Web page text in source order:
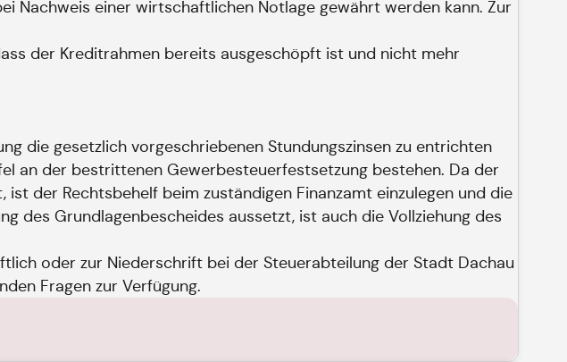
Nachweis einer wirtschaftlichen Notlage gewährt werden kann. Zur
der Kreditrahmen bereits ausgeschöpft ist und nicht mehr
die gesetzlich vorgeschriebenen Stundungszinsen zu entrichten
an der bestrittenen Gewerbesteuerfestsetzung bestehen. Da der
der Rechtsbehelf beim zuständigen Finanzamt einzulegen und die
des Grundlagenbescheides aussetzt, ist auch die Vollziehung des
oder zur Niederschrift bei der Steuerabteilung der Stadt Dachau
Fragen zur Verfügung.